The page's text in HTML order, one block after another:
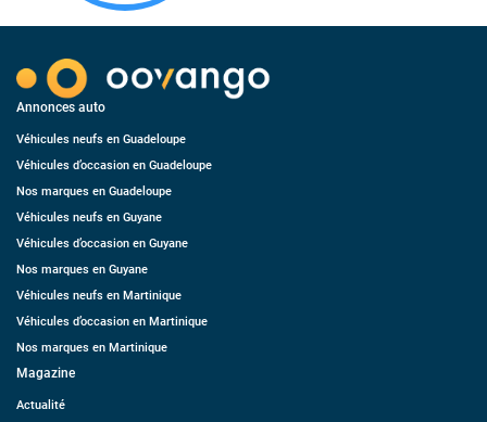
Annonces auto
Véhicules neufs en Guadeloupe
Véhicules d’occasion en Guadeloupe
Nos marques en Guadeloupe
Véhicules neufs en Guyane
Véhicules d’occasion en Guyane
Nos marques en Guyane
Véhicules neufs en Martinique
Véhicules d’occasion en Martinique
Nos marques en Martinique
Magazine
Actualité